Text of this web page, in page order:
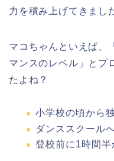
力を積み上げてきまし
マコちゃんといえば、
マンスのレベル」とプ
たよね？
小学校の頃から
ダンススクール
登校前に1時間半